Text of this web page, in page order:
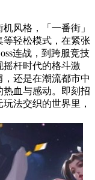
风格，「一番街」
轻松模式，在紧张
连战，到跨服竞技
杆时代的格斗激
还是在潮流都市中
血与感动。即刻招
法交织的世界里，